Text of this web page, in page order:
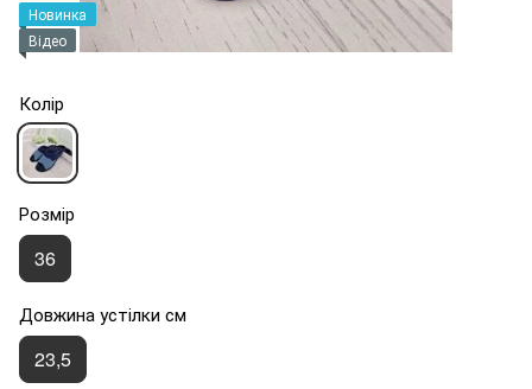
Новинка
Відео
Колір
Розмір
36
Довжина устілки см
23,5